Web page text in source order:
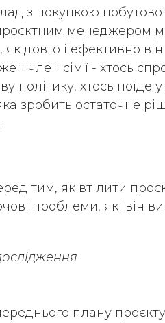
з покупкою
менеджером
як довго і ефективно
член сім'ї - хтось
політику, хтось поїде
зробить остаточне
тим, як втілити
проблеми, які він
плану